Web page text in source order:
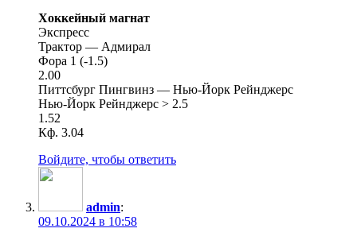
Хоккейный магнат
Экспресс
Трактор — Адмирал
Фора 1 (-1.5)
2.00
Питтсбург Пингвинз — Нью-Йорк Рейнджерс
Нью-Йорк Рейнджерс > 2.5
1.52
Кф. 3.04
Войдите, чтобы ответить
admin:
09.10.2024 в 10:58